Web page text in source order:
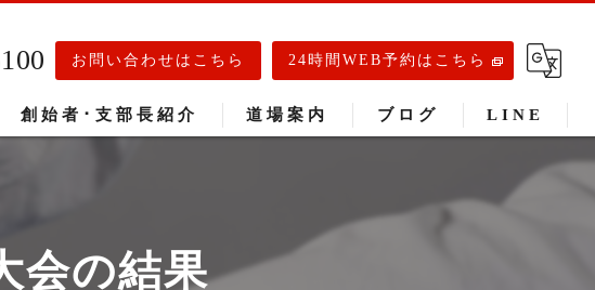
お問い合わせはこちら 24時間WEB予約はこちら
創始者･支部長紹介 道場案内 ブログ LINE
会の結果